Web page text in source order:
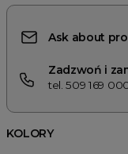
Ask about
Zadzwoń i
tel. 509 169
KOLORY